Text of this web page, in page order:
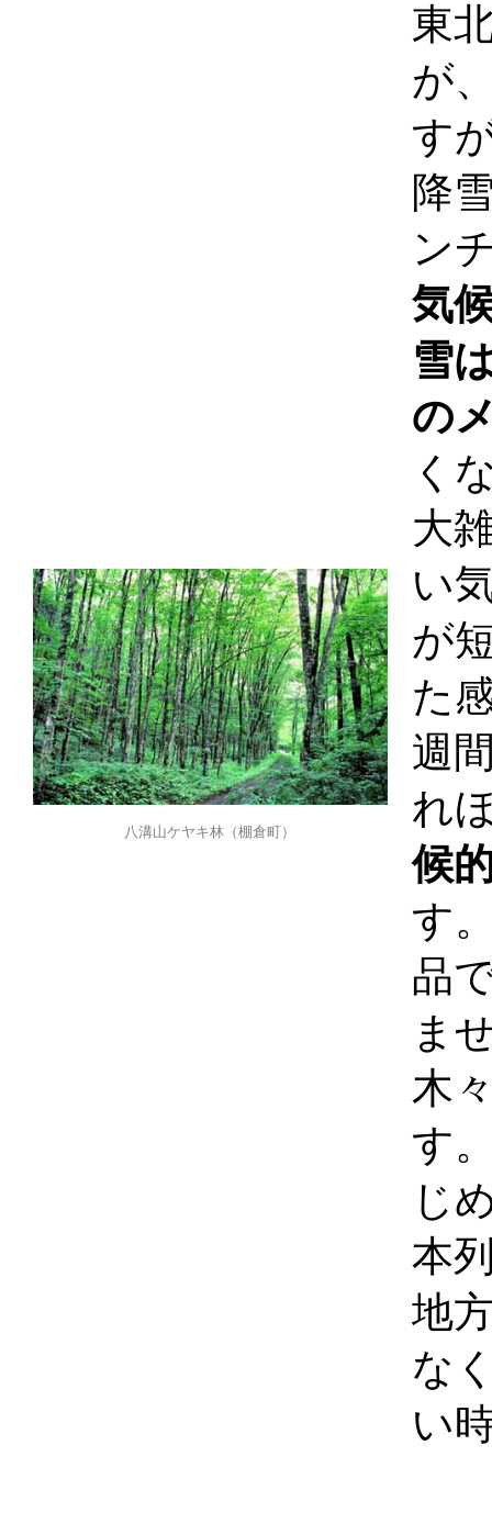
八溝山ケヤキ林（棚倉町）
東
が
す
降
ン
気
雪
の
く
大
い
が
た
週
れ
候
す
品
ま
木
す
じ
本
地
な
い